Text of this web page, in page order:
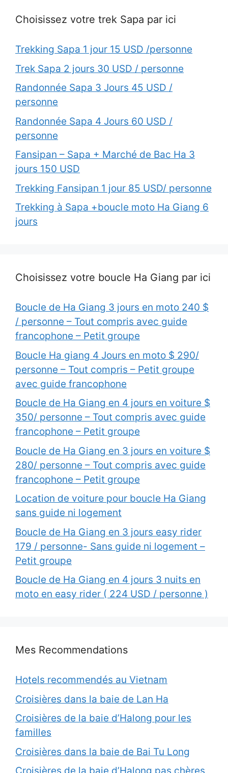
Choisissez votre trek Sapa par ici
Trekking Sapa 1 jour 15 USD /personne
Trek Sapa 2 jours 30 USD / personne
Randonnée Sapa 3 Jours 45 USD /
personne
Randonnée Sapa 4 Jours 60 USD /
personne
Fansipan – Sapa + Marché de Bac Ha 3
jours 150 USD
Trekking Fansipan 1 jour 85 USD/ personne
Trekking à Sapa +boucle moto Ha Giang 6
jours
Choisissez votre boucle Ha Giang par ici
Boucle de Ha Giang 3 jours en moto 240 $
/ personne – Tout compris avec guide
francophone – Petit groupe
Boucle Ha giang 4 Jours en moto $ 290/
personne – Tout compris – Petit groupe
avec guide francophone
Boucle de Ha Giang en 4 jours en voiture $
350/ personne – Tout compris avec guide
francophone – Petit groupe
Boucle de Ha Giang en 3 jours en voiture $
280/ personne – Tout compris avec guide
francophone – Petit groupe
Location de voiture pour boucle Ha Giang
sans guide ni logement
Boucle de Ha Giang en 3 jours easy rider
179 / personne- Sans guide ni logement –
Petit groupe
Boucle de Ha Giang en 4 jours 3 nuits en
moto en easy rider ( 224 USD / personne )
Mes Recommendations
Hotels recommendés au Vietnam
Croisières dans la baie de Lan Ha
Croisières de la baie d’Halong pour les
familles
Croisières dans la baie de Bai Tu Long